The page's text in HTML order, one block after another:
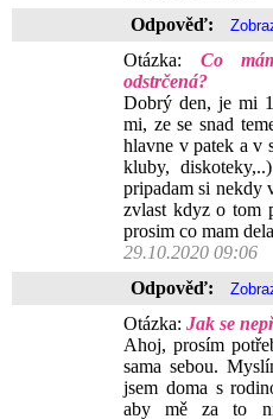
Odpověď:
Otázka: Co
odstrčená?
Dobrý den, je mi
mi, ze se snad
hlavne v patek a v
kluby,
pripadam si nekdy
zvlast kdyz o tom
prosim co mam
29.10.2020 09:06
Odpověď:
Otázka: Jak se
Ahoj, prosím
sama sebou.
jsem doma s
aby mě za to